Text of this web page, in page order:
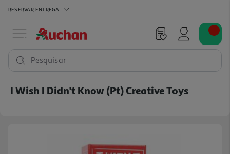
RESERVAR ENTREGA
Pesquisar
I Wish I Didn't Know (pt) Creative Toys